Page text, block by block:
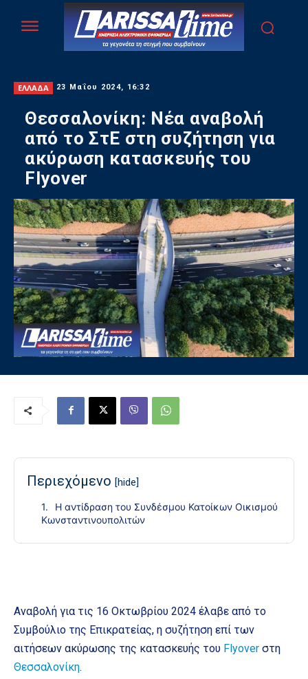
ΕΛΛΑΔΑ 23 Μαΐου 2024, 16:32
Θεσσαλονίκη: Νέα αναβολή
από το ΣτΕ στη συζήτηση για
ακύρωση κατασκευής του
Flyover
Περιεχόμενο [hide]
Η αντίδραση του Συνδέσμου Κατοίκων Οικισμού
Κωνσταντινουπολιτών
Αναβολή για τις 16 Οκτωβρίου 2024 έλαβε από το
Συμβούλιο της Επικρατείας, η συζήτηση επί των
αιτήσεων ακύρωσης της κατασκευής του Flyover στη
Θεσσαλονίκη.